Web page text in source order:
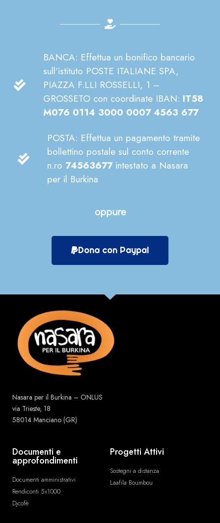
BANCA: Effettua un bonifico bancario
sull’istituto POSTE ITALIANE SPA,
PIAZZA F.LLI ROSSELLI, 1 –
GROSSETO con coordinate IBAN: IT58
M076 0114 3000 0007 4563 677
POSTA: Effettua un pagamento tramite
bollettino postale sul conto corrente
n.ro 74563677 intestato a Nasara
per il Burkina
oppure
Dona con Paypal
Nasara per il Burkina – ONLUS
via Trieste, 18
58014 Manciano (GR)
Documenti e
approfondimenti
Documenti amministrativi
Rendiconti 5x1000
Djcofè
Progetti Attivi
Sostegni a distanza
Laafila Boumbou